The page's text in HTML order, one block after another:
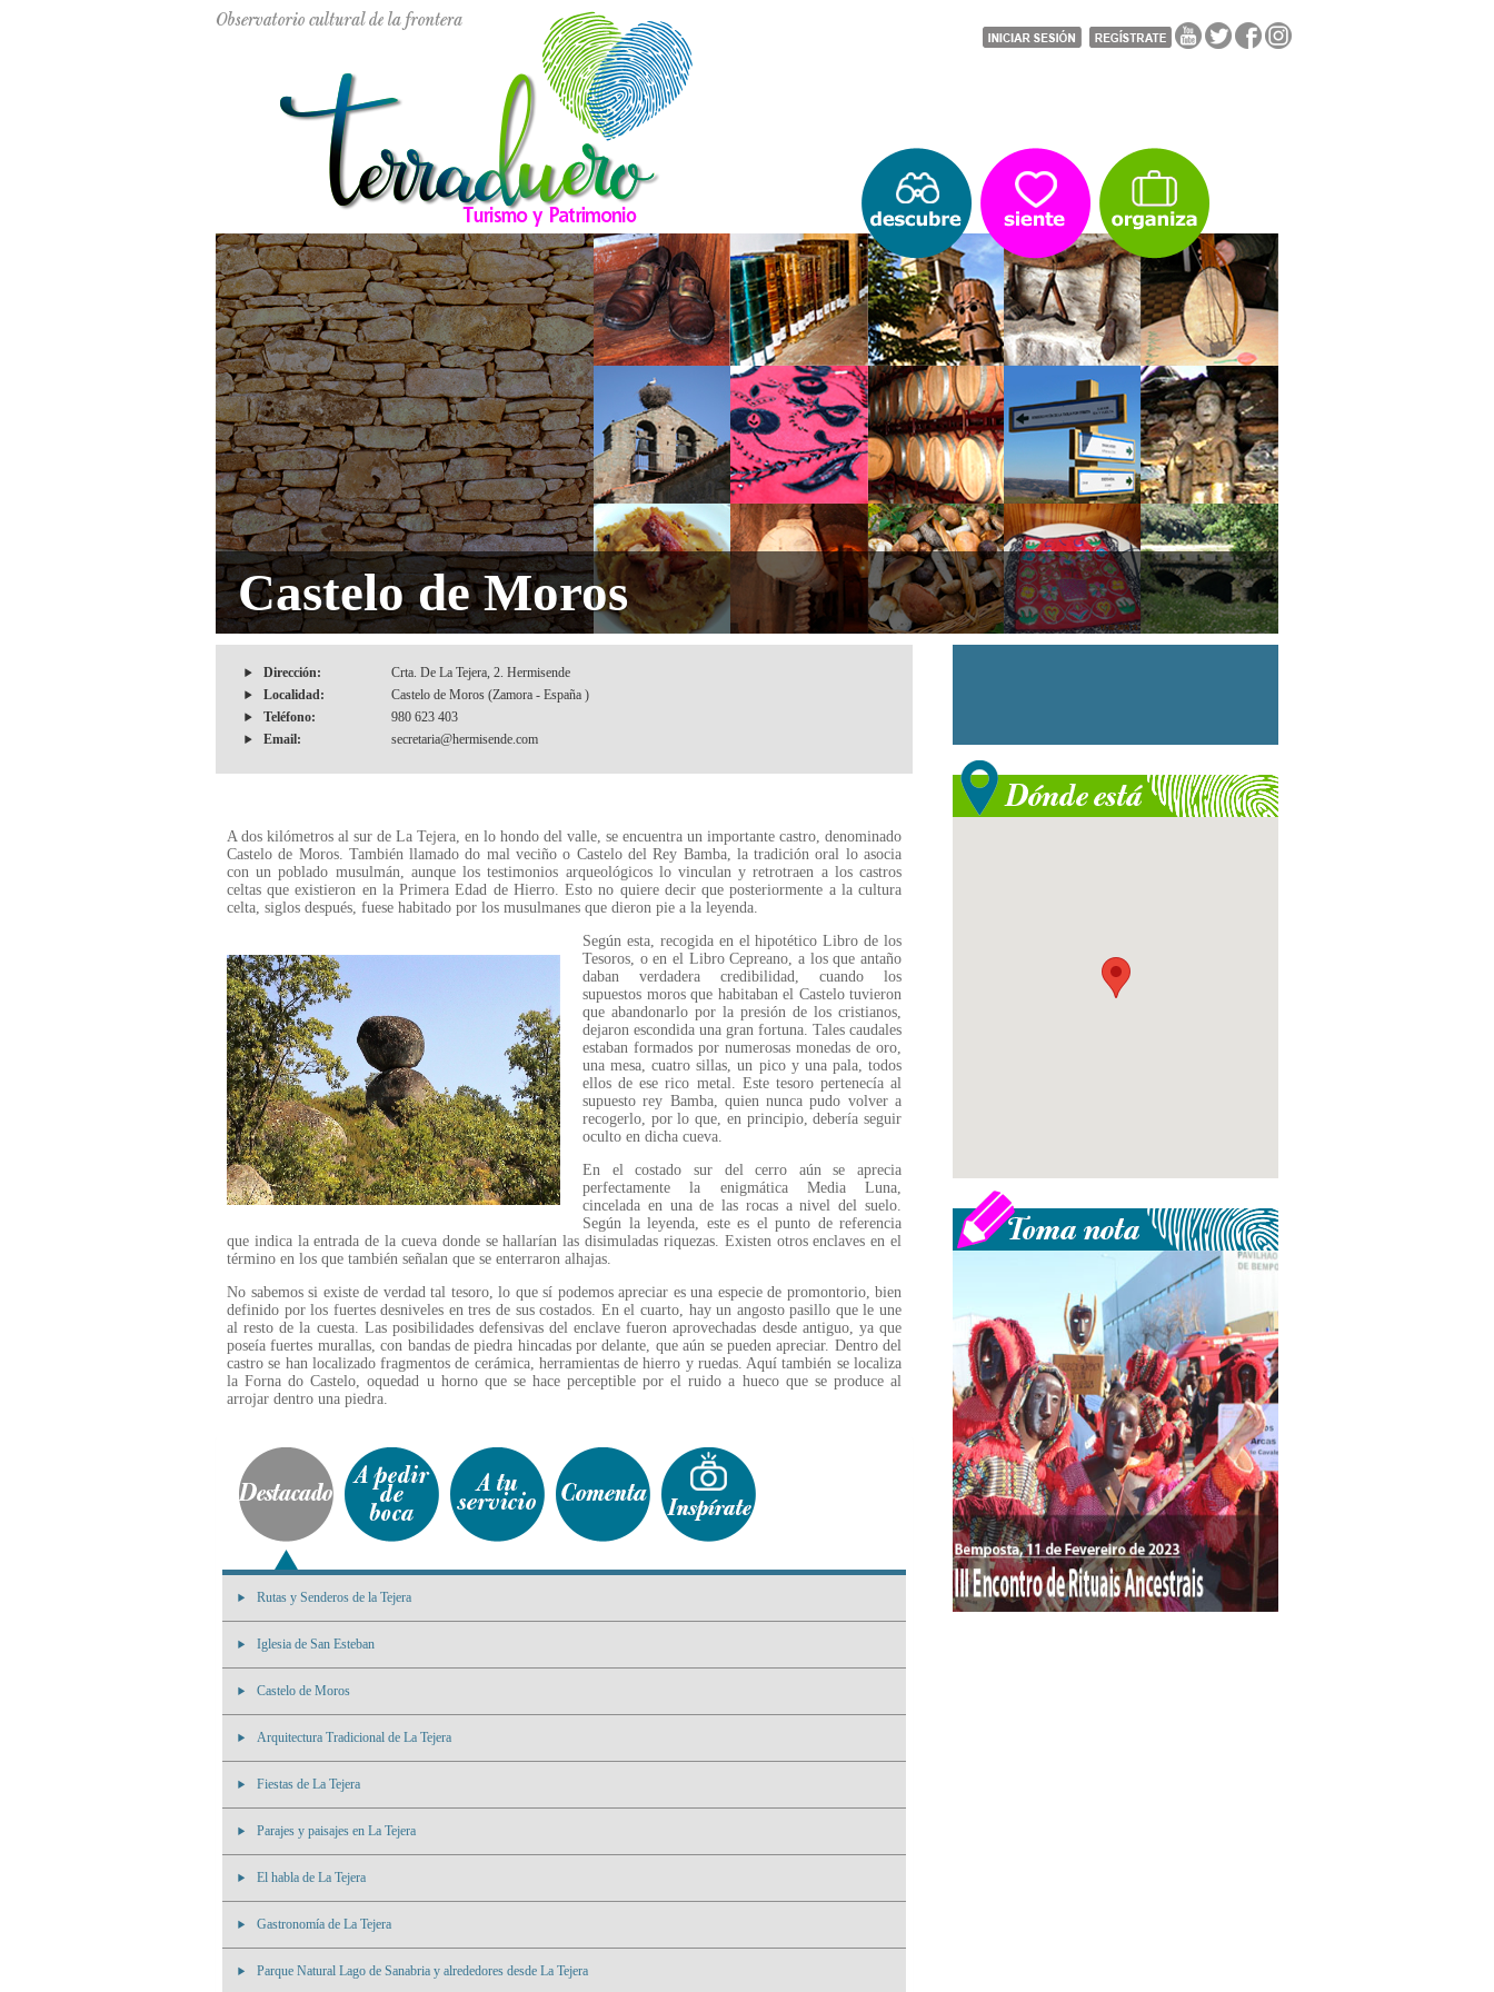
Castelo de Moros
Dirección:
Crta. De La Tejera, 2. Hermisende
Localidad:
Castelo de Moros (Zamora - España )
Teléfono:
980 623 403
Email:
secretaria@hermisende.com
A dos kilómetros al sur de La Tejera, en lo hondo del valle, se encuentra un importante castro, denominado
Castelo de Moros. También llamado do mal veciño o Castelo del Rey Bamba, la tradición oral lo asocia
con un poblado musulmán, aunque los testimonios arqueológicos lo vinculan y retrotraen a los castros
celtas que existieron en la Primera Edad de Hierro. Esto no quiere decir que posteriormente a la cultura
celta, siglos después, fuese habitado por los musulmanes que dieron pie a la leyenda.
Según esta, recogida en el hipotético Libro de los
Tesoros, o en el Libro Cepreano, a los que antaño
daban verdadera credibilidad, cuando los
supuestos moros que habitaban el Castelo tuvieron
que abandonarlo por la presión de los cristianos,
dejaron escondida una gran fortuna. Tales caudales
estaban formados por numerosas monedas de oro,
una mesa, cuatro sillas, un pico y una pala, todos
ellos de ese rico metal. Este tesoro pertenecía al
supuesto rey Bamba, quien nunca pudo volver a
recogerlo, por lo que, en principio, debería seguir
oculto en dicha cueva.
En el costado sur del cerro aún se aprecia
perfectamente la enigmática Media Luna,
cincelada en una de las rocas a nivel del suelo.
Según la leyenda, este es el punto de referencia
que indica la entrada de la cueva donde se hallarían las disimuladas riquezas. Existen otros enclaves en el
término en los que también señalan que se enterraron alhajas.
No sabemos si existe de verdad tal tesoro, lo que sí podemos apreciar es una especie de promontorio, bien
definido por los fuertes desniveles en tres de sus costados. En el cuarto, hay un angosto pasillo que le une
al resto de la cuesta. Las posibilidades defensivas del enclave fueron aprovechadas desde antiguo, ya que
poseía fuertes murallas, con bandas de piedra hincadas por delante, que aún se pueden apreciar. Dentro del
castro se han localizado fragmentos de cerámica, herramientas de hierro y ruedas. Aquí también se localiza
la Forna do Castelo, oquedad u horno que se hace perceptible por el ruido a hueco que se produce al
arrojar dentro una piedra.
Rutas y Senderos de la Tejera
Iglesia de San Esteban
Castelo de Moros
Arquitectura Tradicional de La Tejera
Fiestas de La Tejera
Parajes y paisajes en La Tejera
El habla de La Tejera
Gastronomía de La Tejera
Parque Natural Lago de Sanabria y alrededores desde La Tejera